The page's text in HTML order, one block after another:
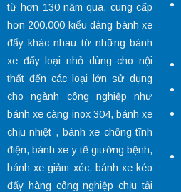
từ hơn 130 năm qua, cung cấp
hơn 200.000 kiểu dáng bánh xe
đẩykhác nhau từ những bánh
xe đẩy loại nhỏ dùng cho nội
thất đến các loại lớn sử dụng
cho ngành công nghiệp như
bánh xe càng inox 304, bánh xe
chịu nhiệt , bánh xe chống tĩnh
điện, bánh xe y tếgiường bệnh,
bánh xe giảm xóc, bánh xe kéo
đẩy hàng công nghiệp chịu tải